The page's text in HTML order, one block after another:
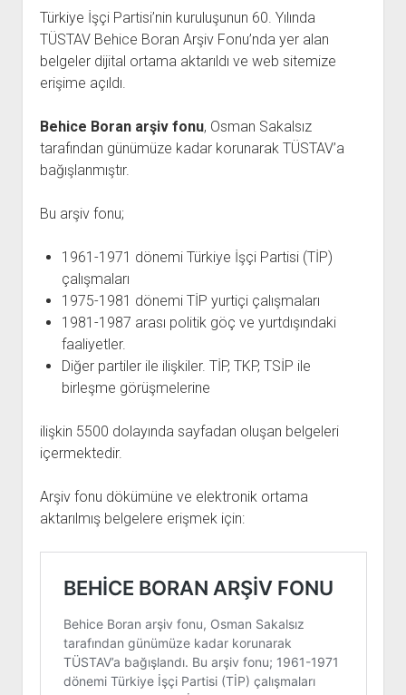
DAVA DOSYALARI ARŞİV FONU
GÖRSEL-İŞİTSEL ARŞİV FONU
ARŞİVLERDEN YARARLANMA KOŞULLARI
EMEK HAREKETİ KİTAPLIĞI
BARIŞ HAREKETİ KİTAPLIĞI
GENÇLİK HAREKETİ KİTAPLIĞI
KADIN HAREKETİ KİTAPLIĞI
ÖĞRETMEN HAREKETİ KİTAPLIĞI
ANTİKOMÜNİZM KİTAPLIĞI
HİKMET KIVILCIMLI KİTAPLIĞI
KERİM SADİ KİTAPLIĞI
HAYDAR RİFAT KİTAPLIĞI
YURTDIŞI KİTAPLIĞI
ATTF KİTAPLIĞI
TDF KİTAPLIĞI
GDF KİTAPLIĞI
ARŞİVLERDEN YARARLANMA FORMU
KİTAP ABONE FORMU
menüyü
aç
İLETİŞİM BİLGİLERİ
BANKA HESAPLARIMIZ
Türkiye İşçi Partisi’nin kuruluşunun 60. Yılında
TÜSTAV Behice Boran Arşiv Fonu’nda yer alan
belgeler dijital ortama aktarıldı ve web sitemize
erişime açıldı.
Behice Boran arşiv fonu, Osman Sakalsız
tarafından günümüze kadar korunarak TÜSTAV’a
bağışlanmıştır.
Bu arşiv fonu;
1961-1971 dönemi Türkiye İşçi Partisi (TİP)
çalışmaları
1975-1981 dönemi TİP yurtiçi çalışmaları
1981-1987 arası politik göç ve yurtdışındaki
faaliyetler.
Diğer partiler ile ilişkiler. TİP, TKP, TSİP ile
birleşme görüşmelerine
ilişkin 5500 dolayında sayfadan oluşan belgeleri
içermektedir.
Arşiv fonu dökümüne ve elektronik ortama
aktarılmış belgelere erişmek için: